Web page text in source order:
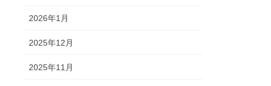
2026年1月
2025年12月
2025年11月